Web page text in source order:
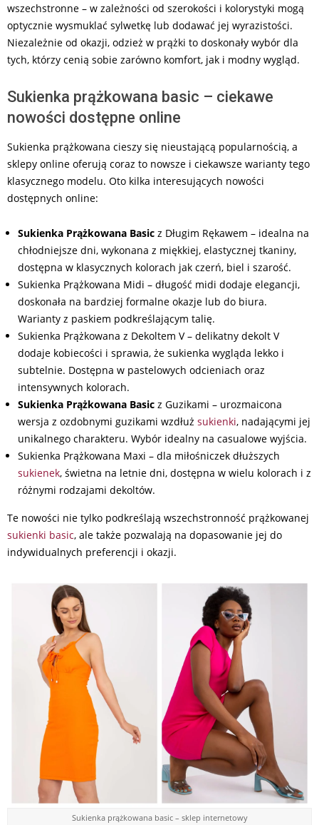
wszechstronne – w zależności od szerokości i kolorystyki mogą
optycznie wysmuklać sylwetkę lub dodawać jej wyrazistości.
Niezależnie od okazji, odzież w prążki to doskonały wybór dla
tych, którzy cenią sobie zarówno komfort, jak i modny wygląd.
Sukienka prążkowana basic – ciekawe
nowości dostępne online
Sukienka prążkowana cieszy się nieustającą popularnością, a
sklepy online oferują coraz to nowsze i ciekawsze warianty tego
klasycznego modelu. Oto kilka interesujących nowości
dostępnych online:
Sukienka Prążkowana Basic z Długim Rękawem – idealna na
chłodniejsze dni, wykonana z miękkiej, elastycznej tkaniny,
dostępna w klasycznych kolorach jak czerń, biel i szarość.
Sukienka Prążkowana Midi – długość midi dodaje elegancji,
doskonała na bardziej formalne okazje lub do biura.
Warianty z paskiem podkreślającym talię.
Sukienka Prążkowana z Dekoltem V – delikatny dekolt V
dodaje kobiecości i sprawia, że sukienka wygląda lekko i
subtelnie. Dostępna w pastelowych odcieniach oraz
intensywnych kolorach.
Sukienka Prążkowana Basic z Guzikami – urozmaicona
wersja z ozdobnymi guzikami wzdłuż sukienki, nadającymi jej
unikalnego charakteru. Wybór idealny na casualowe wyjścia.
Sukienka Prążkowana Maxi – dla miłośniczek dłuższych
sukienek, świetna na letnie dni, dostępna w wielu kolorach i z
różnymi rodzajami dekoltów.
Te nowości nie tylko podkreślają wszechstronność prążkowanej
sukienki basic, ale także pozwalają na dopasowanie jej do
indywidualnych preferencji i okazji.
Sukienka prążkowana basic – sklep internetowy